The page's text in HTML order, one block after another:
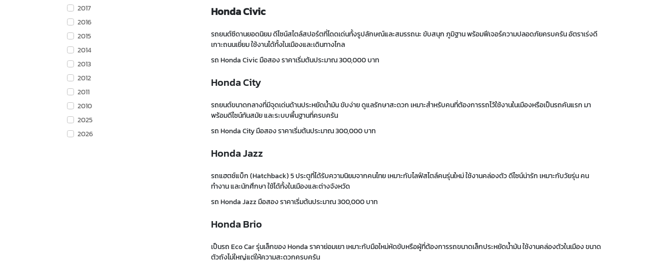
2017
2016
2015
2014
2013
2012
2011
2010
2025
2026
Honda Civic
รถยนต์ซีดานยอดนิยม ดีไซน์สไตล์สปอร์ตที่โดดเด่นทั้งรูปลักษณ์และสมรรถนะ ขับสนุก ภูมิฐาน พร้อมฟีเจอร์ความปลอดภัยครบครัน อัตราเร่งดี
เกาะถนนเยี่ยม ใช้งานได้ทั้งในเมืองและเดินทางไกล
รถHonda Civic มือสอง ราคาเริ่มต้นประมาณ 300,000 บาท
Honda City
รถยนต์ขนาดกลางที่มีจุดเด่นด้านประหยัดน้ำมัน ขับง่าย ดูแลรักษาสะดวก เหมาะสำหรับคนที่ต้องการรถไว้ใช้งานในเมืองหรือเป็นรถคันแรก มา
พร้อมดีไซน์ทันสมัย และระบบพื้นฐานที่ครบครัน
รถ Honda City มือสอง ราคาเริ่มต้นประมาณ 300,000 บาท
Honda Jazz
รถแฮตช์แบ็ก (Hatchback) 5 ประตูที่ได้รับความนิยมจากคนไทย เหมาะกับไลฟ์สไตล์คนรุ่นใหม่ ใช้งานคล่องตัว ดีไซน์น่ารัก เหมาะกับวัยรุ่น คน
ทำงาน และนักศึกษา ใช้ได้ทั้งในเมืองและต่างจังหวัด
รถ Honda Jazz มือสอง ราคาเริ่มต้นประมาณ 300,000 บาท
Honda Brio
เป็นรถ Eco Car รุ่นเล็กของ Honda ราคาย่อมเยา เหมาะกับมือใหม่หัดขับหรือผู้ที่ต้องการรถขนาดเล็กประหยัดน้ำมัน ใช้งานคล่องตัวในเมือง ขนาด
ตัวถังไม่ใหญ่แต่ให้ความสะดวกครบครัน